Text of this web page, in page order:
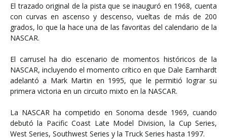
El trazado original de la pista que se inauguró en 1968, cuenta
con curvas en ascenso y descenso, vueltas de más de 200
grados, lo que la hace una de las favoritas del calendario de la
NASCAR.
El carrusel ha dio escenario de momentos históricos de la
NASCAR, incluyendo el momento crítico en que Dale Earnhardt
adelantó a Mark Martin en 1995, que le permitió lograr su
primera victoria en un circuito mixto en la NASCAR.
La NASCAR ha competido en Sonoma desde 1969, cuando
debutó la Pacific Coast Late Model Division, la Cup Series,
West Series, Southwest Series y la Truck Series hasta 1997.